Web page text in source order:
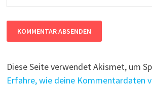
Diese Seite verwendet Akismet, um
Erfahre, wie deine Kommentardaten